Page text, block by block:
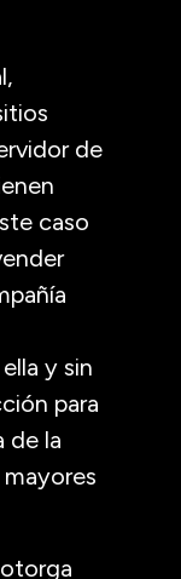
de
caso
y sin
para
de la